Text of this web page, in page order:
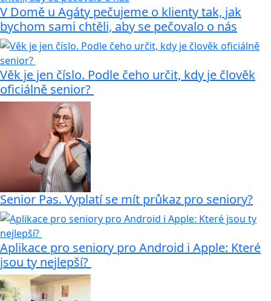
V Domě u Agáty pečujeme o klienty tak, jak
bychom sami chtěli, aby se pečovalo o nás
Věk je jen číslo. Podle čeho určit, kdy je člověk
oficiálně senior?
Senior Pas. Vyplatí se mít průkaz pro seniory?
Aplikace pro seniory pro Android i Apple: Které
jsou ty nejlepší?